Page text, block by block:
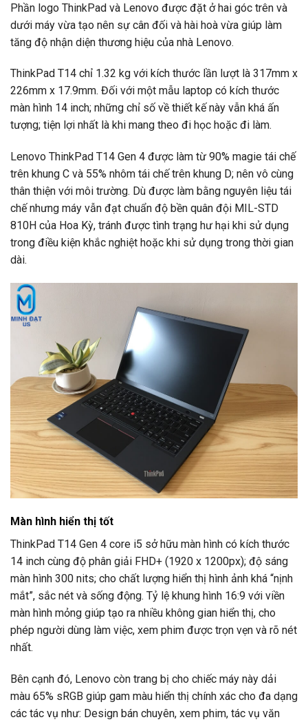
Phần logo ThinkPad và Lenovo được đặt ở hai góc trên và
dưới máy vừa tạo nên sự cân đối và hài hoà vừa giúp làm
tăng độ nhận diện thương hiệu của nhà Lenovo.
ThinkPad T14 chỉ 1.32 kg với kích thước lần lượt là 317mm x
226mm x 17.9mm. Đối với một mẫu laptop có kích thước
màn hình 14 inch; những chỉ số về thiết kế này vẫn khá ấn
tượng; tiện lợi nhất là khi mang theo đi học hoặc đi làm.
Lenovo ThinkPad T14 Gen 4 được làm từ 90% magie tái chế
trên khung C và 55% nhôm tái chế trên khung D; nên vô cùng
thân thiện với môi trường. Dù được làm bằng nguyên liệu tái
chế nhưng máy vẫn đạt chuẩn độ bền quân đội MIL-STD
810H của Hoa Kỳ, tránh được tình trạng hư hại khi sử dụng
trong điều kiện khắc nghiệt hoặc khi sử dụng trong thời gian
dài.
Màn hình hiển thị tốt
ThinkPad T14 Gen 4 core i5 sở hữu màn hình có kích thước
14 inch cùng độ phân giải FHD+ (1920 x 1200px); độ sáng
màn hình 300 nits; cho chất lượng hiển thị hình ảnh khá “nịnh
mắt”, sắc nét và sống động. Tỷ lệ khung hình 16:9 với viền
màn hình mỏng giúp tạo ra nhiều không gian hiển thị, cho
phép người dùng làm việc, xem phim được trọn vẹn và rõ nét
nhất.
Bên cạnh đó, Lenovo còn trang bị cho chiếc máy này dải
màu 65% sRGB giúp gam màu hiển thị chính xác cho đa dạng
các tác vụ như: Design bán chuyên, xem phim, tác vụ văn